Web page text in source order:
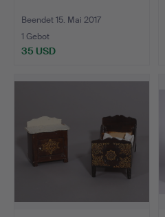
Beendet 15. Mai 2017
1 Gebot
35 USD